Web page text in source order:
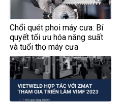
Chổi quét phoi máy cưa: Bí
quyết tối ưu hóa năng suất
và tuổi thọ máy cưa